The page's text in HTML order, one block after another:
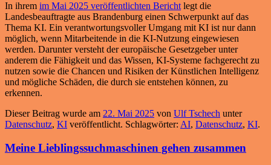
In ihrem im Mai 2025 veröffentlichten Bericht legt die
Landesbeauftragte aus Brandenburg einen Schwerpunkt auf das
Thema KI. Ein verantwortungsvoller Umgang mit KI ist nur dann
möglich, wenn Mitarbeitende in die KI-Nutzung eingewiesen
werden. Darunter versteht der europäische Gesetzgeber unter
anderem die Fähigkeit und das Wissen, KI-Systeme fachgerecht zu
nutzen sowie die Chancen und Risiken der Künstlichen Intelligenz
und mögliche Schäden, die durch sie entstehen können, zu
erkennen.
Dieser Beitrag wurde am 22. Mai 2025 von Ulf Tschech unter
Datenschutz, KI veröffentlicht. Schlagwörter: AI, Datenschutz, KI.
Meine Lieblingssuchmaschinen gehen zusammen